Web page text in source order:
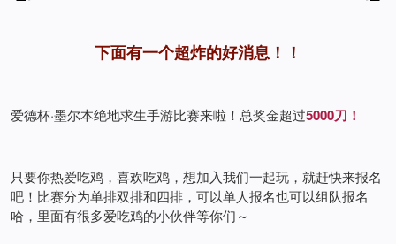
下面有一个超炸的好消息！！
爱德杯·墨尔本绝地求生手游比赛来啦！总奖金超过5000刀！
只要你热爱吃鸡，喜欢吃鸡，想加入我们一起玩，就赶快来报名
吧！比赛分为单排双排和四排，可以单人报名也可以组队报名
哈，里面有很多爱吃鸡的小伙伴等你们～